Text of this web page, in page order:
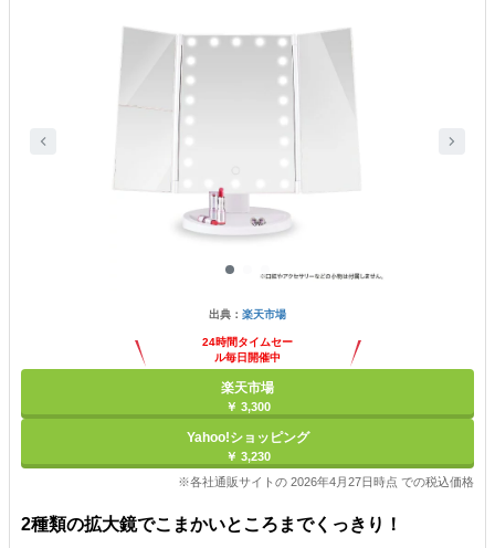
出典： 楽天市場
24時間タイムセー
ル毎日開催中
楽天市場
￥ 3,300
Yahoo!ショッピング
￥ 3,230
※各社通販サイトの 2026年4月27日時点 での税込価格
2種類の拡大鏡でこまかいところまでくっきり！